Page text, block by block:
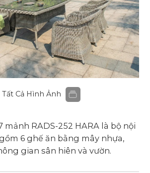
Tất Cả Hình Ảnh
mảnh RADS-252 HARA là bộ nội
6 ghế ăn bằng mây nhựa,
gian sân hiên và vườn.